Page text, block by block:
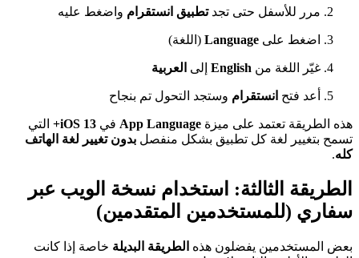
مرر للأسفل حتى تجدتطبيق انستقرام واضغط عليه
اضغط على Language (اللغة)
غيّر اللغة من English إلى العربية
أعد فتح انستقرام وستجد التحول تم بنجاح
هذه الطريقة تعتمد على ميزة App Language في iOS 13+
التي
تسمح بتغيير لغة كل تطبيق بشكل منفصل بدون تغيير لغة الهاتف
كله.
الطريقة الثالثة: استخدام نسخة الويب عبر
سفاري (للمستخدمين المتقدمين)
بعض المستخدمين يفضلون هذه الطريقة البديلة خاصة إذا كانت